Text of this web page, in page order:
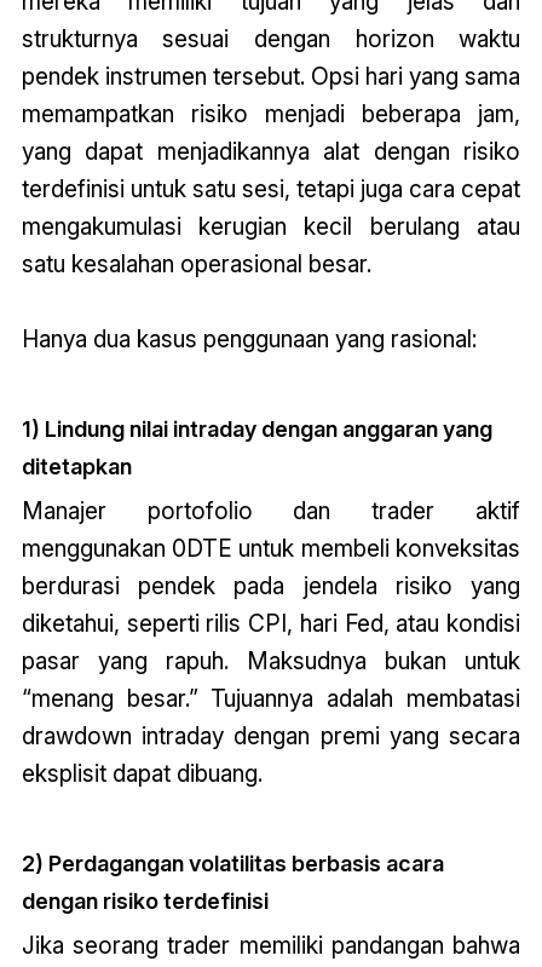
strukturnya sesuai dengan horizon waktu
pendek instrumen tersebut. Opsi hari yang sama
memampatkan risiko menjadi beberapa jam,
yang dapat menjadikannya alat dengan risiko
terdefinisi untuk satu sesi, tetapi juga cara cepat
mengakumulasi kerugian kecil berulang atau
satu kesalahan operasional besar.
Hanya dua kasus penggunaan yang rasional:
1) Lindung nilai intraday dengan anggaran yang
ditetapkan
Manajer portofolio dan trader aktif
menggunakan 0DTE untuk membeli konveksitas
berdurasi pendek pada jendela risiko yang
diketahui, seperti rilis CPI, hari Fed, atau kondisi
pasar yang rapuh. Maksudnya bukan untuk
“menang besar.” Tujuannya adalah membatasi
drawdown intraday dengan premi yang secara
eksplisit dapat dibuang.
2) Perdagangan volatilitas berbasis acara
dengan risiko terdefinisi
Jika seorang trader memiliki pandangan bahwa